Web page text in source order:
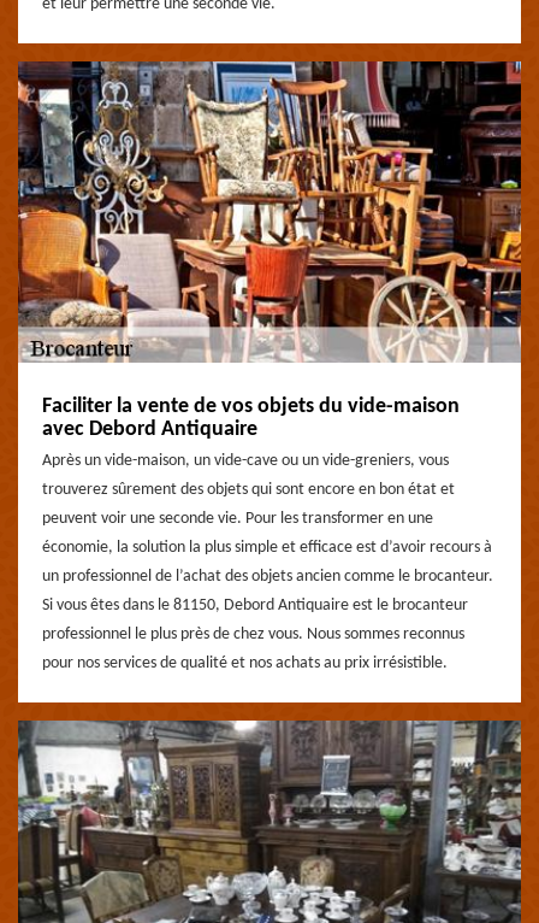
et leur permettre une seconde vie.
Faciliter la vente de vos objets du vide-maison
avec Debord Antiquaire
Après un vide-maison, un vide-cave ou un vide-greniers, vous
trouverez sûrement des objets qui sont encore en bon état et
peuvent voir une seconde vie. Pour les transformer en une
économie, la solution la plus simple et efficace est d’avoir recours à
un professionnel de l’achat des objets ancien comme le brocanteur.
Si vous êtes dans le 81150, Debord Antiquaire est le brocanteur
professionnel le plus près de chez vous. Nous sommes reconnus
pour nos services de qualité et nos achats au prix irrésistible.